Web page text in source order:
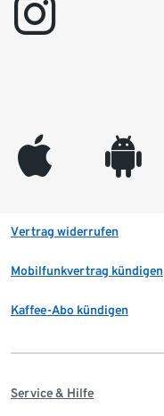
instagram
appleinc android
Vertrag widerrufen
Mobilfunkvertrag kündigen
Kaffee-Abo kündigen
Service & Hilfe